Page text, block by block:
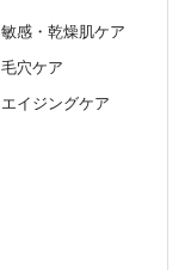
敏感・乾燥肌ケア
毛穴ケア
エイジングケア